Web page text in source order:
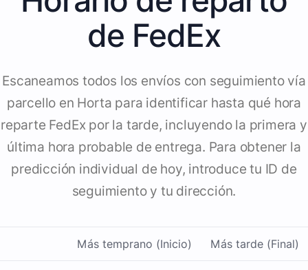
de FedEx
Escaneamos todos los envíos con seguimiento vía
parcello en Horta para identificar hasta qué hora
reparte FedEx por la tarde, incluyendo la primera y
última hora probable de entrega. Para obtener la
predicción individual de hoy, introduce tu ID de
seguimiento y tu dirección.
Más temprano (Inicio) Más tarde (Final)